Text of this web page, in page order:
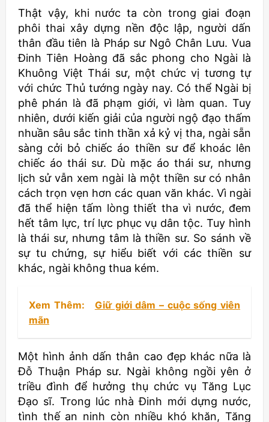
Thật vậy, khi nước ta còn trong giai đoạn
phôi thai xây dựng nền độc lập, người dấn
thân đầu tiên là Pháp sư Ngô Chân Lưu. Vua
Đinh Tiên Hoàng đã sắc phong cho Ngài là
Khuông Việt Thái sư, một chức vị tương tự
với chức Thủ tướng ngày nay. Có thể Ngài bị
phê phán là đã phạm giới, vì làm quan. Tuy
nhiên, dưới kiến giải của người ngộ đạo thấm
nhuần sâu sắc tinh thần xả kỷ vị tha, ngài sẵn
sàng cởi bỏ chiếc áo thiền sư để khoác lên
chiếc áo thái sư. Dù mặc áo thái sư, nhưng
lịch sử vẫn xem ngài là một thiền sư có nhân
cách trọn vẹn hơn các quan văn khác. Vì ngài
đã thể hiện tấm lòng thiết tha vì nước, đem
hết tâm lực, trí lực phục vụ dân tộc. Tuy hình
là thái sư, nhưng tâm là thiền sư. So sánh về
sự tu chứng, sự hiểu biết với các thiền sư
khác, ngài không thua kém.
Xem Thêm:
Giữ giới dâm – cuộc sống viên
mãn
Một hình ảnh dấn thân cao đẹp khác nữa là
Đỗ Thuận Pháp sư. Ngài không ngồi yên ở
triều đình để hưởng thụ chức vụ Tăng Lục
Đạo sĩ. Trong lúc nhà Đinh mới dựng nước,
tình thế an ninh còn nhiều khó khăn, Tăng